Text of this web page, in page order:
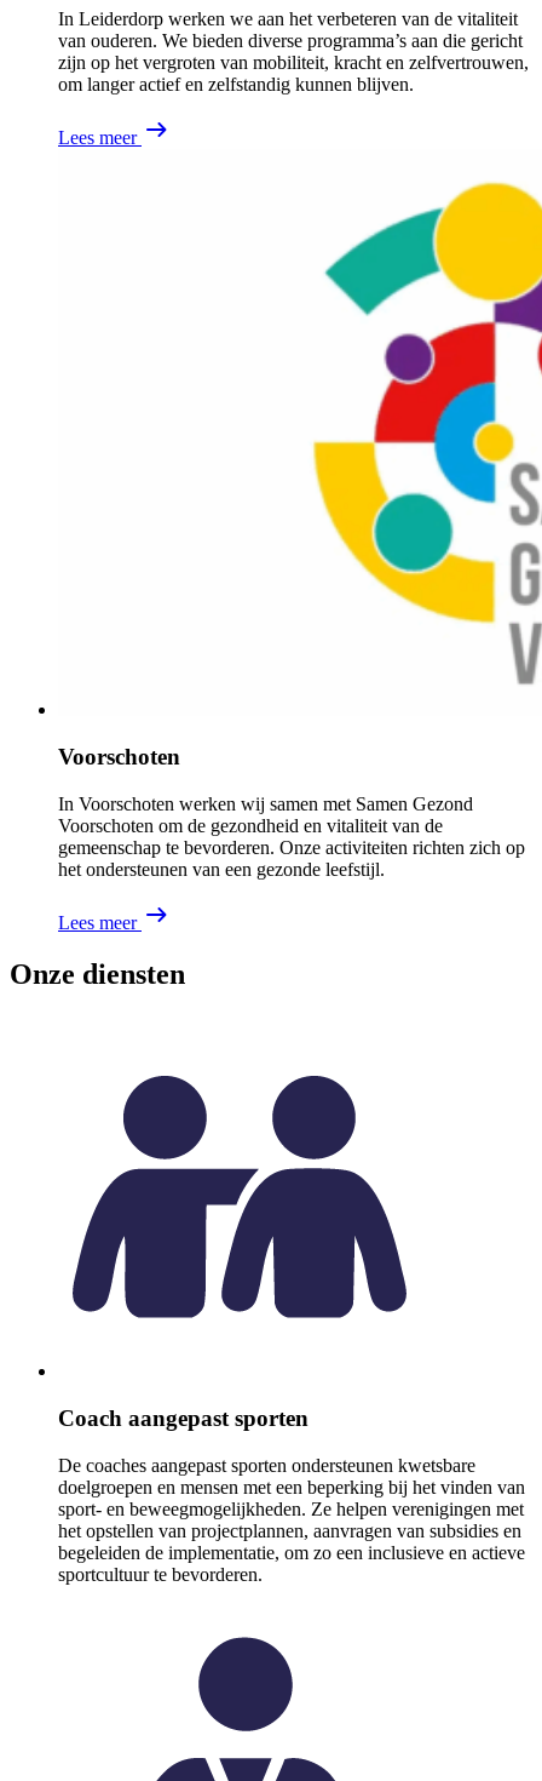
In Leiderdorp werken we aan het verbeteren van de vitaliteit
van ouderen. We bieden diverse programma’s aan die gericht
zijn op het vergroten van mobiliteit, kracht en zelfvertrouwen,
om langer actief en zelfstandig kunnen blijven.
Lees meer
Voorschoten
In Voorschoten werken wij samen met Samen Gezond
Voorschoten om de gezondheid en vitaliteit van de
gemeenschap te bevorderen. Onze activiteiten richten zich op
het ondersteunen van een gezonde leefstijl.
Lees meer
Onze diensten
Coach aangepast sporten
De coaches aangepast sporten ondersteunen kwetsbare
doelgroepen en mensen met een beperking bij het vinden van
sport- en beweegmogelijkheden. Ze helpen verenigingen met
het opstellen van projectplannen, aanvragen van subsidies en
begeleiden de implementatie, om zo een inclusieve en actieve
sportcultuur te bevorderen.